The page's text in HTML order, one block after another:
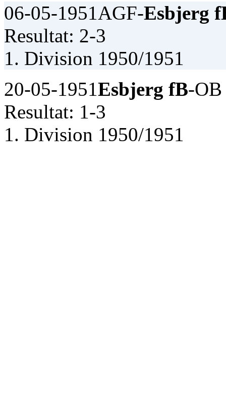
06-05-1951AGF-Esbjerg
Resultat: 2-3
1. Division 1950/1951
20-05-1951Esbjerg fB-OB
Resultat: 1-3
1. Division 1950/1951